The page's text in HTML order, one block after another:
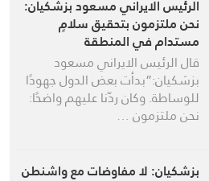
الرئيس الايراني مسعود بزشكيان:
نحن ملتزمون بتحقيق سلامٍ
مستدام في المنطقة
قال الرئيس الايراني مسعود
بزشكيان:”بدأت بعض الدول جهودًا
للوساطة. وكان ردّنا عليهم واضحًا:
نحن ملتزمون …
بزشكيان: لا مفاوضات مع واشنطن